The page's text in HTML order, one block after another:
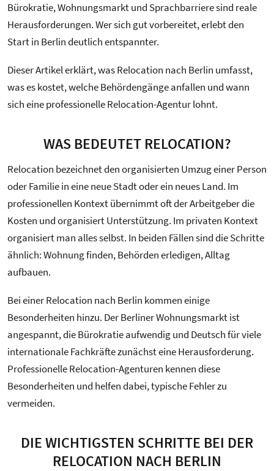
Bürokratie, Wohnungsmarkt und Sprachbarriere sind reale
Herausforderungen. Wer sich gut vorbereitet, erlebt den
Start in Berlin deutlich entspannter.
Dieser Artikel erklärt, was Relocation nach Berlin umfasst,
was es kostet, welche Behördengänge anfallen und wann
sich eine professionelle Relocation-Agentur lohnt.
WAS BEDEUTET RELOCATION?
Relocation bezeichnet den organisierten Umzug einer Person
oder Familie in eine neue Stadt oder ein neues Land. Im
professionellen Kontext übernimmt oft der Arbeitgeber die
Kosten und organisiert Unterstützung. Im privaten Kontext
organisiert man alles selbst. In beiden Fällen sind die Schritte
ähnlich: Wohnung finden, Behörden erledigen, Alltag
aufbauen.
Bei einer Relocation nach Berlin kommen einige
Besonderheiten hinzu. Der Berliner Wohnungsmarkt ist
angespannt, die Bürokratie aufwendig und Deutsch für viele
internationale Fachkräfte zunächst eine Herausforderung.
Professionelle Relocation-Agenturen kennen diese
Besonderheiten und helfen dabei, typische Fehler zu
vermeiden.
DIE WICHTIGSTEN SCHRITTE BEI DER
RELOCATION NACH BERLIN